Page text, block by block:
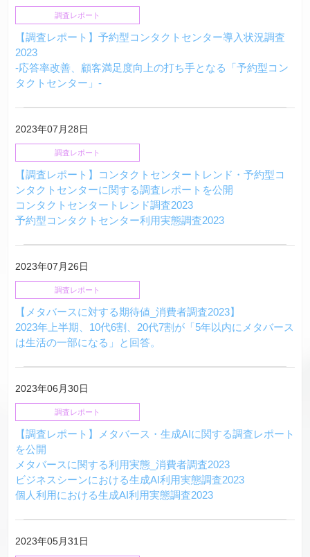
調査レポート
【調査レポート】予約型コンタクトセンター導入状況調査
2023
-応答率改善、顧客満足度向上の打ち手となる「予約型コン
タクトセンター」-
2023年07月28日
調査レポート
【調査レポート】コンタクトセンタートレンド・予約型コ
ンタクトセンターに関する調査レポートを公開
コンタクトセンタートレンド調査2023
予約型コンタクトセンター利用実態調査2023
2023年07月26日
調査レポート
【メタバースに対する期待値_消費者調査2023】
2023年上半期、10代6割、20代7割が「5年以内にメタバース
は生活の一部になる」と回答。
2023年06月30日
調査レポート
【調査レポート】メタバース・生成AIに関する調査レポート
を公開
メタバースに関する利用実態_消費者調査2023
ビジネスシーンにおける生成AI利用実態調査2023
個人利用における生成AI利用実態調査2023
2023年05月31日